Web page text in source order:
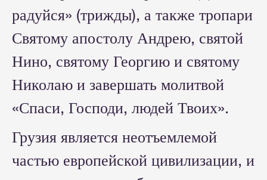
радуйся» (трижды), а также тропари
Святому апостолу Андрею, святой
Нино, святому Георгию и святому
Николаю и завершать молитвой
«Спаси, Господи, людей Твоих».
Грузия является неотъемлемой
частью европейской цивилизации, и